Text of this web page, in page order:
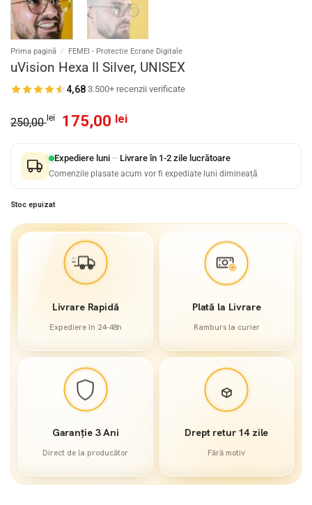
Prima pagină / FEMEI - Protectie Ecrane Digitale
uVision Hexa II Silver, UNISEX
4,68·3.500+ recenzii verificate
250,00 lei
Prețul
fost:
250,00 lei.
175,00 leiPrețul
este:
175,00 lei.
Expediere luni — Livrare în 1-2 zile lucrătoare
Comenzile plasate acum vor fi expediate luni dimineață
Stoc epuizat
Livrare Rapidă
Expediere în 24-48h
Plată la Livrare
Ramburs la curier
Garanție 3 Ani
Direct de la producător
Drept retur 14 zile
Fără motiv